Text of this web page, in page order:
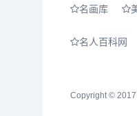
名画库
名人百科网
Copyright ©